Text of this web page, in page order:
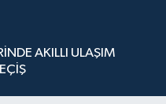
AKILLI ULAŞIM